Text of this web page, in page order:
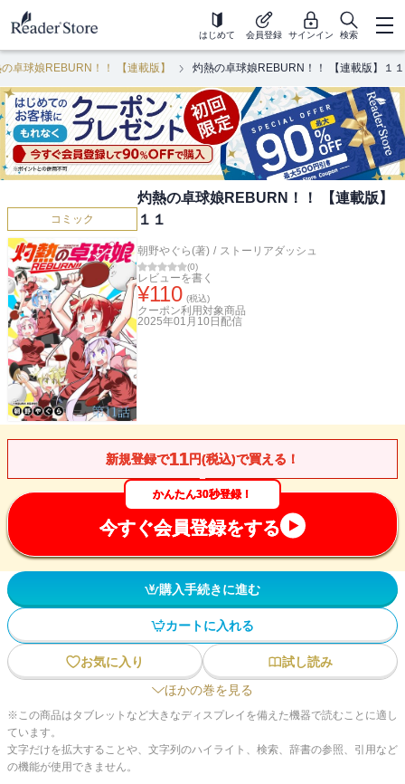
はじめて 会員登録 サインイン 検索
卓球娘REBURN！！ 【連載版】 灼熱の卓球娘REBURN！！ 【連載版】１１
コミック
灼熱の卓球娘REBURN！！ 【連載版】
１１
朝野やぐら(著) / ストーリアダッシュ
(0)
レビューを書く
¥110 (税込)
クーポン利用対象商品
2025年01月10日 配信
新規登録で11円(税込)で買える！
かんたん30秒登録！
今すぐ会員登録をする
購入手続きに進む
カートに入れる
お気に入り
試し読み
ほかの巻を見る
※この商品はタブレットなど大きなディスプレイを備えた機器で読むことに適し
ています。
文字だけを拡大することや、文字列のハイライト、検索、辞書の参照、引用など
の機能が使用できません。